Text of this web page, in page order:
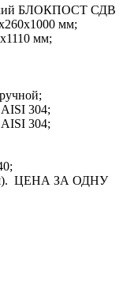
БЛОКПОСТ СДВ
мм;
мм;
304;
304;
ЦЕНА ЗА ОДНУ